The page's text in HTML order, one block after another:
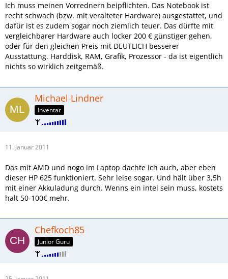
Ich muss meinen Vorrednern beipflichten. Das Notebook ist
recht schwach (bzw. mit veralteter Hardware) ausgestattet, und
dafür ist es zudem sogar noch ziemlich teuer. Das dürfte mit
vergleichbarer Hardware auch locker 200 € günstiger gehen,
oder für den gleichen Preis mit DEUTLICH besserer
Ausstattung. Harddisk, RAM, Grafik, Prozessor - da ist eigentlich
nichts so wirklich zeitgemäß.
Michael Lindner
Inventar
11. Januar 2011
Das mit AMD und nogo im Laptop dachte ich auch, aber eben
dieser HP 625 funktioniert. Sehr leise sogar. Und hält über 3,5h
mit einer Akkuladung durch. Wenns ein intel sein muss, kostets
halt 50-100€ mehr.
Chefkoch85
Junior Guru